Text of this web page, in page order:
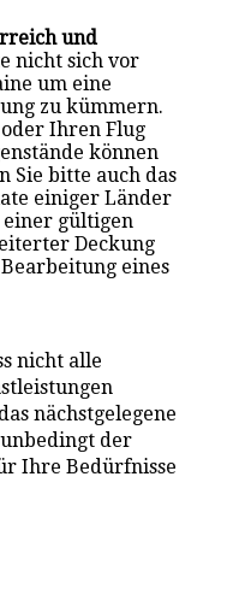
und
nicht sich vor
um eine
zu kümmern.
Ihren Flug
können
Sie bitte auch das
einiger Länder
gültigen
Deckung
eines
nicht alle
nächstgelegene
der
Ihre Bedürfnisse